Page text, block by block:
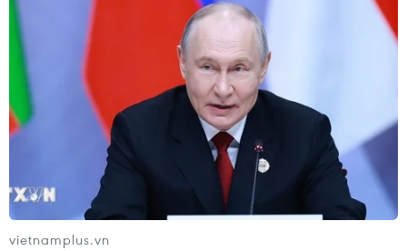
vụ cháy chợ Biên Hòa
06/08/2026 04:37
Nâng cao hiệu quả đấu tranh phòng,
chống tội phạm và vi phạm pháp luật
06/08/2026 04:13
Cảnh báo thủ đoạn lừa đảo đưa lao
vietnamplus.vn